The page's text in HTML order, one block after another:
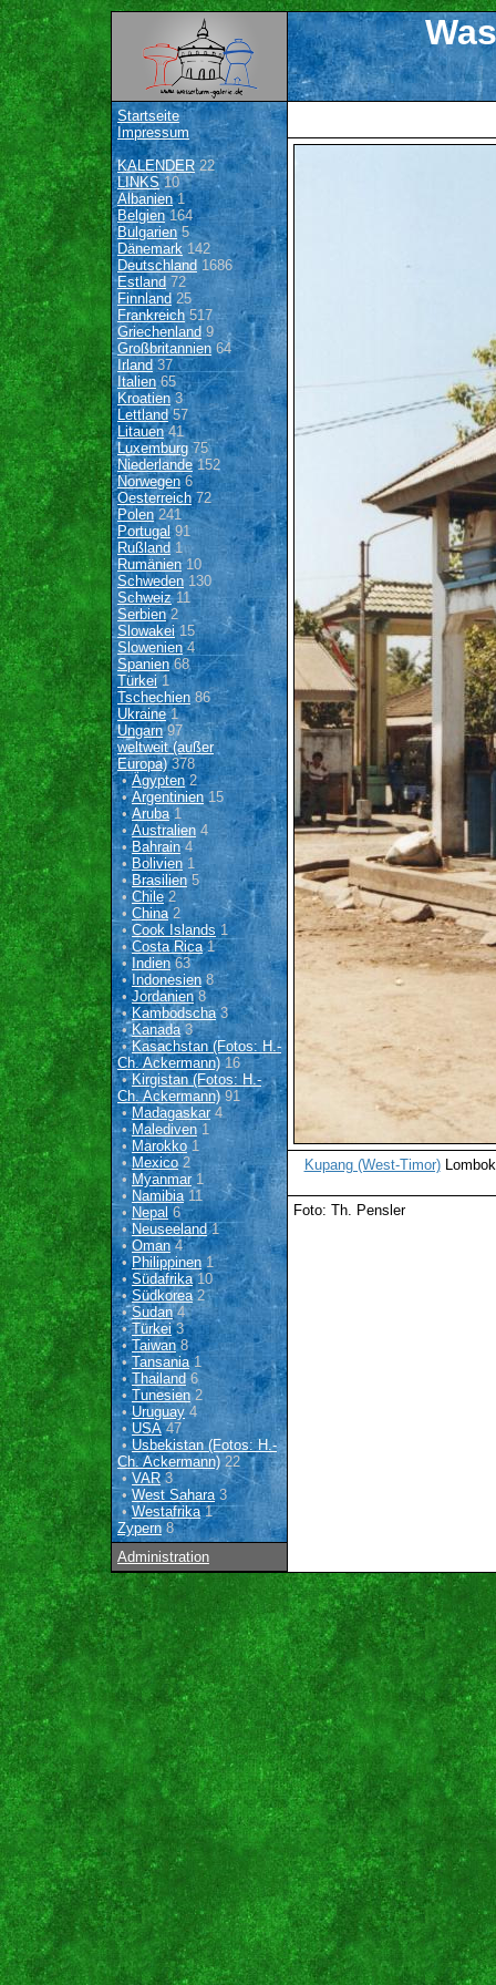
Startseite
Impressum
KALENDER22
LINKS10
Albanien1
Belgien164
Bulgarien 5
Dänemark142
Deutschland 1686
Estland 72
Finnland 25
Frankreich517
Griechenland9
Großbritannien64
Irland 37
Italien65
Kroatien3
Lettland57
Litauen41
Luxemburg 75
Niederlande152
Norwegen6
Oesterreich72
Polen 241
Portugal91
Rußland 1
Rumänien10
Schweden 130
Schweiz11
Serbien2
Slowakei15
Slowenien4
Spanien68
Türkei1
Tschechien 86
Ukraine1
Ungarn97
weltweit (außer
Europa)378
•Ägypten2
•Argentinien15
•Aruba1
•Australien 4
•Bahrain4
• Bolivien 1
•Brasilien 5
•Chile2
• China2
• Cook Islands 1
•Costa Rica1
• Indien63
•Indonesien 8
•Jordanien8
•Kambodscha3
•Kanada3
•Kasachstan (Fotos: H.-
Ch. Ackermann)16
•Kirgistan (Fotos: H.-
Ch. Ackermann)91
•Madagaskar 4
•Malediven 1
• Marokko 1
•Mexico2
•Myanmar 1
• Namibia11
• Nepal 6
•Neuseeland1
• Oman4
•Philippinen 1
•Südafrika10
•Südkorea2
•Sudan4
•Türkei3
•Taiwan8
•Tansania1
•Thailand 6
•Tunesien2
•Uruguay 4
•USA47
•Usbekistan (Fotos: H.-
Ch. Ackermann) 22
• VAR3
•West Sahara3
•Westafrika1
Zypern8
Administration
Kupang (West-Timor)
Foto: Th. Pensler